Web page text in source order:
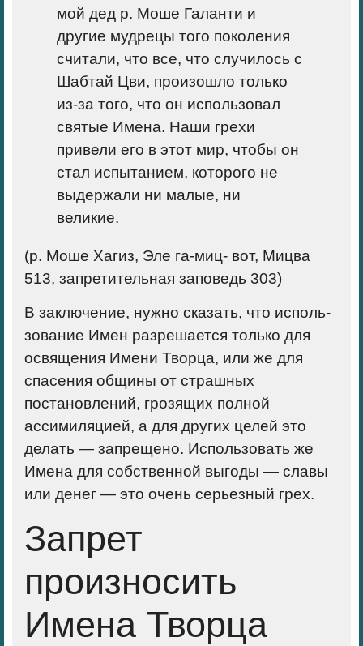
мой дед р. Моше Галанти и
другие мудрецы того поколения
считали, что все, что случи­лось с
Шабтай Цви, произошло только
из-за того, что он использовал
святые Имена. Наши грехи
привели его в этот мир, чтобы он
стал испытанием, которо­го не
выдержали ни малые, ни
великие.
(р. Моше Хагиз, Эле га-миц- вот, Мицва
513, запрети­тельная заповедь 303)
В заключение, нужно сказать, что исполь­
зование Имен разрешается только для
освящения Имени Творца, или же для
спасения общины от страшных
постановлений, грозя­щих полной
ассимиляцией, а для других целей это
делать — запрещено. Использовать же
Имена для собственной выгоды — славы
или денег — это очень серьезный грех.
Запрет
произносить
Имена Творца